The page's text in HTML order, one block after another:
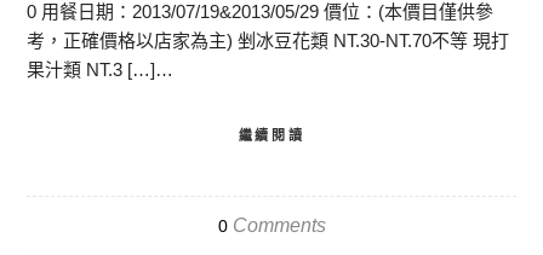
0 用餐日期：2013/07/19&2013/05/29 價位：(本價目僅供參
考，正確價格以店家為主) 剉冰豆花類 NT.30-NT.70不等 現打
果汁類 NT.3 […]…
繼續閱讀
0Comments